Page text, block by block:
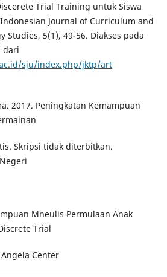
Trial Training untuk Siswa
Journal of Curriculum and
Studies, 5(1), 49-56. Diakses pada
dari
sju/index.php/jktp/art
2017. Peningkatan Kemampuan
Skripsi tidak diterbitkan.
Mneulis Permulaan Anak
Trial
Center